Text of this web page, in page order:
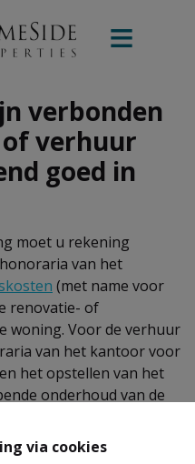
via cookies
verbonden
verhuur
goed in
moet u rekening
van het
(met name voor
renovatie- of
woning. Voor de verhuur
van het kantoor voor
het opstellen van het
onderhoud van de